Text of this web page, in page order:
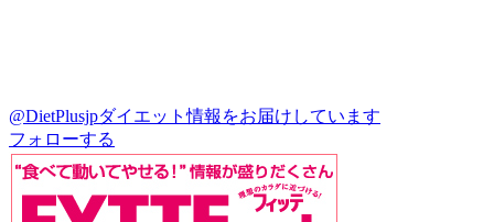
@DietPlusjpダイエット情報をお届けしています
フォローする